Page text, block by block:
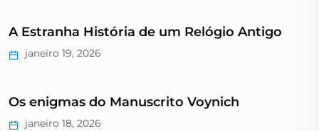
A Estranha História de um Relógio Antigo
janeiro 19, 2026
Os enigmas do Manuscrito Voynich
janeiro 18, 2026